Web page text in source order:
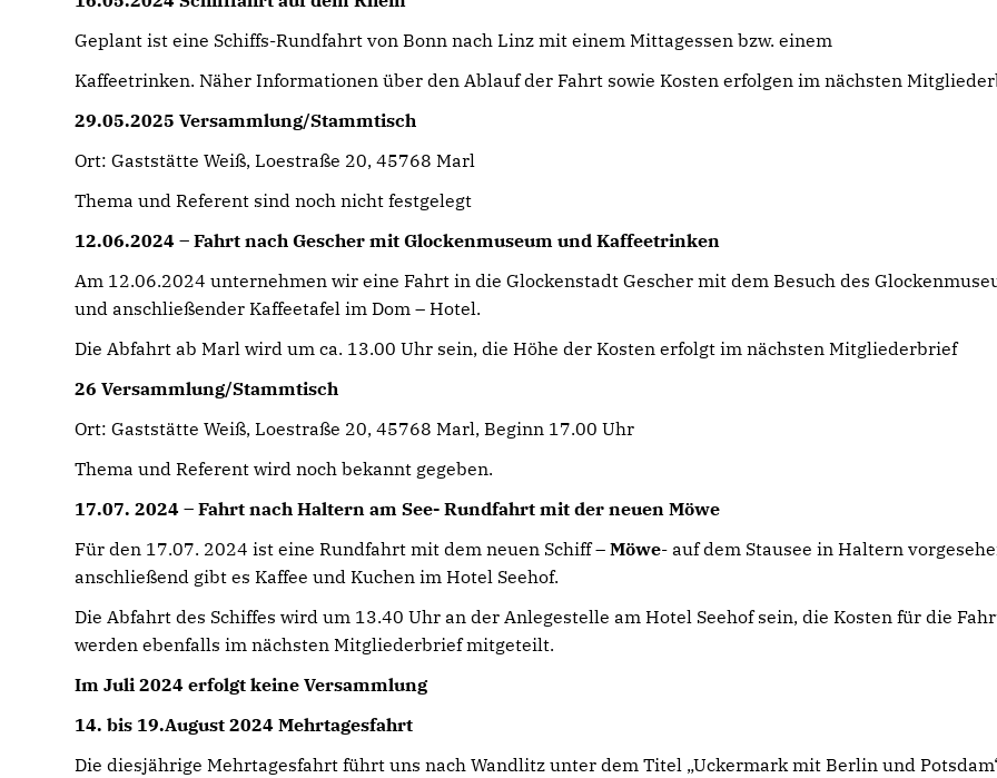
Geplant ist eine Schiffs-Rundfahrt von Bonn nach Linz mit einem Mittagessen bzw. einem
Kaffeetrinken. Näher Informationen über den Ablauf der Fahrt sowie Kosten erfolgen im nächsten
29.05.2025 Versammlung/Stammtisch
Ort: Gaststätte Weiß, Loestraße 20, 45768 Marl
Thema und Referent sind noch nicht festgelegt
12.06.2024 – Fahrt nach Gescher mit Glockenmuseum und Kaffeetrinken
Am 12.06.2024 unternehmen wir eine Fahrt in die Glockenstadt Gescher mit dem Besuch des
und anschließender Kaffeetafel im Dom – Hotel.
Die Abfahrt ab Marl wird um ca. 13.00 Uhr sein, die Höhe der Kosten erfolgt im nächsten Mitgliederbrief
26 Versammlung/Stammtisch
Ort: Gaststätte Weiß, Loestraße 20, 45768 Marl, Beginn 17.00 Uhr
Thema und Referent wird noch bekannt gegeben.
17.07. 2024 – Fahrt nach Haltern am See- Rundfahrt mit der neuen Möwe
Für den 17.07. 2024 ist eine Rundfahrt mit dem neuen Schiff –Möwe- auf dem Stausee in Haltern
anschließend gibt es Kaffee und Kuchen im Hotel Seehof.
Die Abfahrt des Schiffes wird um 13.40 Uhr an der Anlegestelle am Hotel Seehof sein, die Kosten für die
werden ebenfalls im nächsten Mitgliederbrief mitgeteilt.
Im Juli 2024 erfolgt keine Versammlung
14. bis 19.August 2024 Mehrtagesfahrt
Die diesjährige Mehrtagesfahrt führt uns nach Wandlitz unter dem Titel „Uckermark mit Berlin und